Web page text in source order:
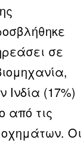
σε
Ινδία (17%)
από τις
οχημάτων. Οι